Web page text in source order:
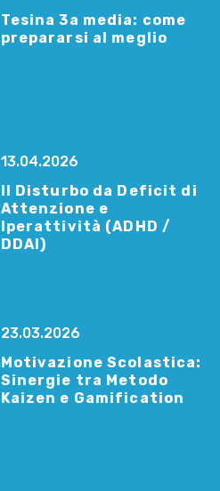
Tesina 3a media: come
prepararsi al meglio
13.04.2026
Il Disturbo da Deficit di
Attenzione e
Iperattività (ADHD /
DDAI)
23.03.2026
Motivazione Scolastica:
Sinergie tra Metodo
Kaizen e Gamification